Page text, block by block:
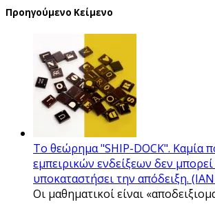
Προηγούμενο Κείμενο
Το θεώρημα "SHIP-DOCK". Καμία
εμπειρικών ενδείξεων δεν
υποκαταστήσει την απόδειξη.
Οι μαθηματικοί είναι